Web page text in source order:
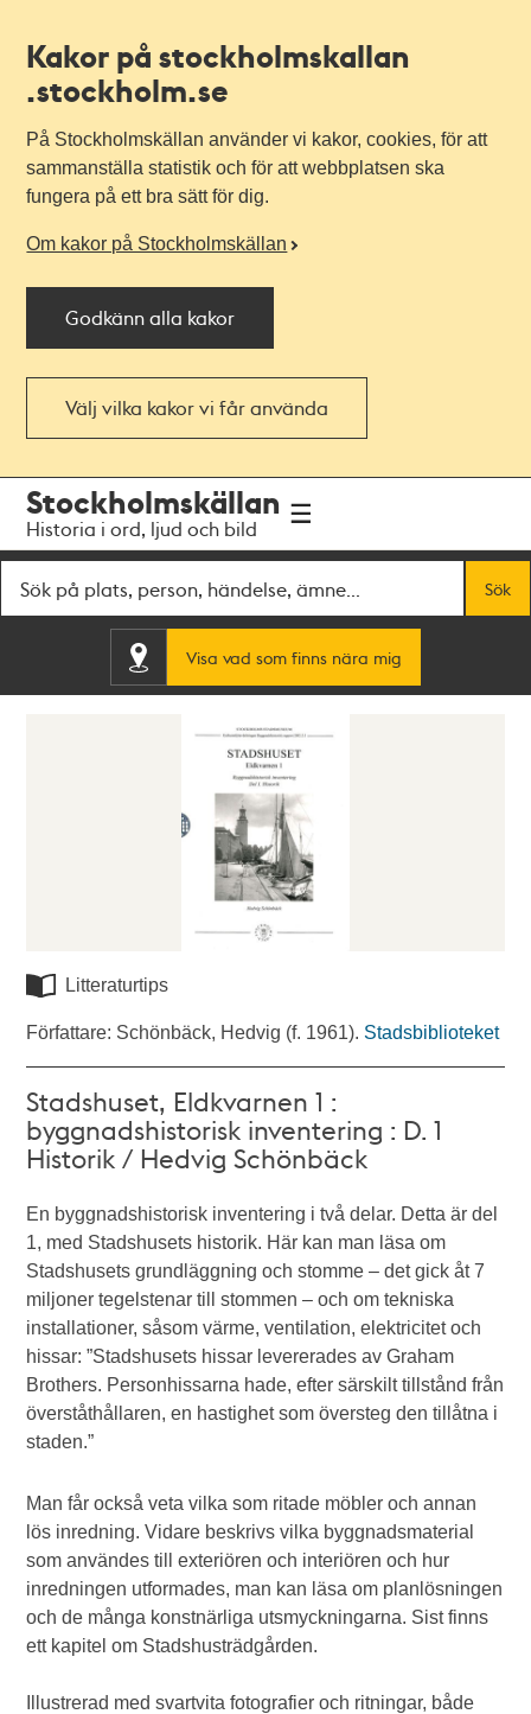
Kakor på stockholmskallan
.stockholm.se
På Stockholmskällan använder vi kakor, cookies, för att
sammanställa statistik och för att webbplatsen ska
fungera på ett bra sätt för dig.
Om kakor på Stockholmskällan
Godkänn alla kakor
Välj vilka kakor vi får använda
navigationen
huvudinnehållet
Stockholmskällan
Historia i ord, ljud och bild
Sök
Visa vad som finns nära mig
Litteraturtips
Författare: Schönbäck, Hedvig (f. 1961). Stadsbiblioteket
Stadshuset, Eldkvarnen 1 :
byggnadshistorisk inventering : D. 1
Historik / Hedvig Schönbäck
En byggnadshistorisk inventering i två delar. Detta är del
1, med Stadshusets historik. Här kan man läsa om
Stadshusets grundläggning och stomme – det gick åt 7
miljoner tegelstenar till stommen – och om tekniska
installationer, såsom värme, ventilation, elektricitet och
hissar: ”Stadshusets hissar levererades av Graham
Brothers. Personhissarna hade, efter särskilt tillstånd från
överståthållaren, en hastighet som översteg den tillåtna i
staden.”
Man får också veta vilka som ritade möbler och annan
lös inredning. Vidare beskrivs vilka byggnadsmaterial
som användes till exteriören och interiören och hur
inredningen utformades, man kan läsa om planlösningen
och de många konstnärliga utsmyckningarna. Sist finns
ett kapitel om Stadshusträdgården.
Illustrerad med svartvita fotografier och ritningar, både